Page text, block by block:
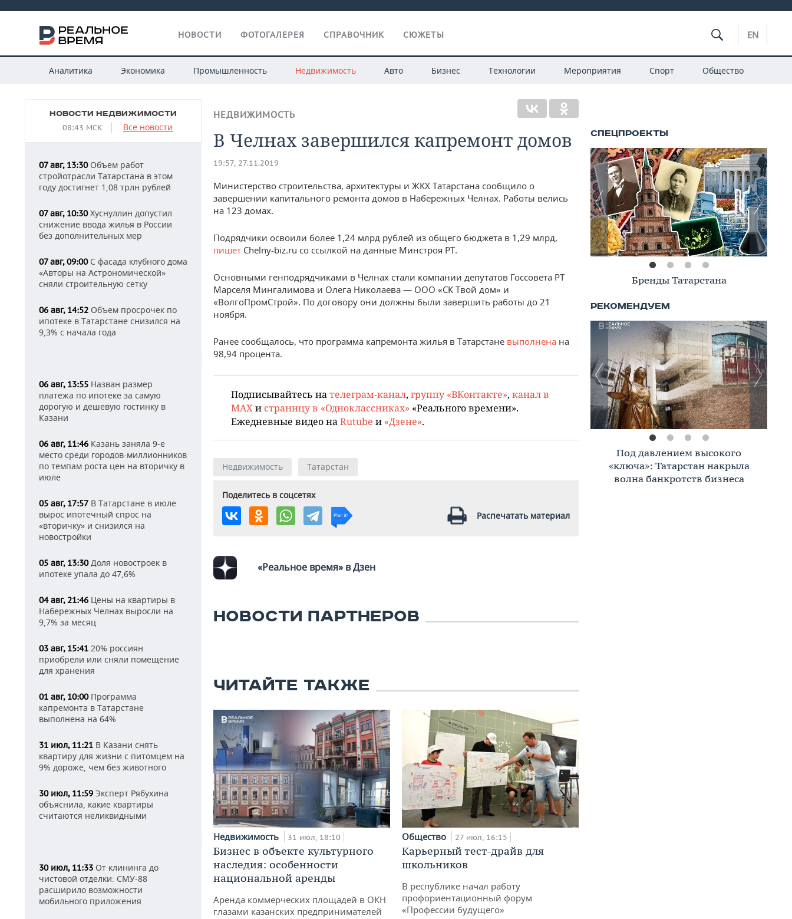
НОВОСТИ ФОТОГАЛЕРЕЯ СПРАВОЧНИК СЮЖЕТЫ EN
Аналитика Экономика Промышленность Недвижимость Авто Бизнес Технологии Мероприятия Спорт Общество
НОВОСТИ НЕДВИЖИМОСТИ
08:43 МСК Все новости
07 авг, 13:30Объем работ
стройотрасли Татарстана в этом
году достигнет 1,08 трлн рублей
07 авг, 10:30Хуснуллин допустил
снижение ввода жилья в России
без дополнительных мер
07 авг, 09:00С фасада клубного дома
«Авторы на Астрономической»
сняли строительную сетку
06 авг, 14:52 Объем просрочек по
ипотеке в Татарстане снизился на
9,3% с начала года
06 авг, 13:55 Назван размер
платежа по ипотеке за самую
дорогую и дешевую гостинку в
Казани
06 авг, 11:46 Казань заняла 9-е
место среди городов-миллионников
по темпам роста цен на вторичку в
июле
05 авг, 17:57 В Татарстане в июле
вырос ипотечный спрос на
«вторичку» и снизился на
новостройки
05 авг, 13:30Доля новостроек в
ипотеке упала до 47,6%
04 авг, 21:46 Цены на квартиры в
Набережных Челнах выросли на
9,7% за месяц
03 авг, 15:41 20% россиян
приобрели или сняли помещение
для хранения
01 авг, 10:00Программа
капремонта в Татарстане
выполнена на 64%
31 июл, 11:21 В Казани снять
квартиру для жизни с питомцем на
9% дороже, чем без животного
30 июл, 11:59 Эксперт Рябухина
объяснила, какие квартиры
считаются неликвидными
30 июл, 11:33 От клининга до
чистовой отделки: СМУ-88
расширило возможности
мобильного приложения
НЕДВИЖИМОСТЬ
В Челнах завершился капремонт домов
19:57, 27.11.2019
Министерство строительства, архитектуры и ЖКХ Татарстана сообщило о
завершении капитального ремонта домов в Набережных Челнах. Работы велись
на 123 домах.
Подрядчики освоили более 1,24 млрд рублей из общего бюджета в 1,29 млрд,
пишет Chelny-biz.ru со ссылкой на данные Минстроя РТ.
Основными генподрядчиками в Челнах стали компании депутатов Госсовета РТ
Марселя Мингалимова и Олега Николаева — ООО «СК Твой дом» и
«ВолгоПромСтрой». По договору они должны были завершить работы до 21
ноября.
Ранее сообщалось, что программа капремонта жилья в Татарстане выполнена на
98,94 процента.
Подписывайтесь на телеграм-канал, группу «ВКонтакте», канал в
MAX и страницу в «Одноклассниках» «Реального времени».
Ежедневные видео на Rutube и «Дзене».
Недвижимость Татарстан
Поделитесь в соцсетях
Распечатать материал
«Реальное время» в Дзен
НОВОСТИ ПАРТНЕРОВ
ЧИТАЙТЕ ТАКЖЕ
Недвижимость 31 июл, 18:10
Бизнес в объекте культурного
наследия: особенности
национальной аренды
Аренда коммерческих площадей в ОКН
глазами казанских предпринимателей
Общество 27 июл, 16:15
Карьерный тест-драйв для
школьников
В республике начал работу
профориентационный форум
«Профессии будущего»
Книжная полка
Премиальное жилье в Казани:
тренды, критерии, покупатели в
2026 году